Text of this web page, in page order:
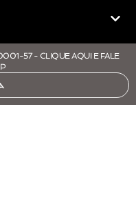
57 - CLIQUE AQUI E FALE